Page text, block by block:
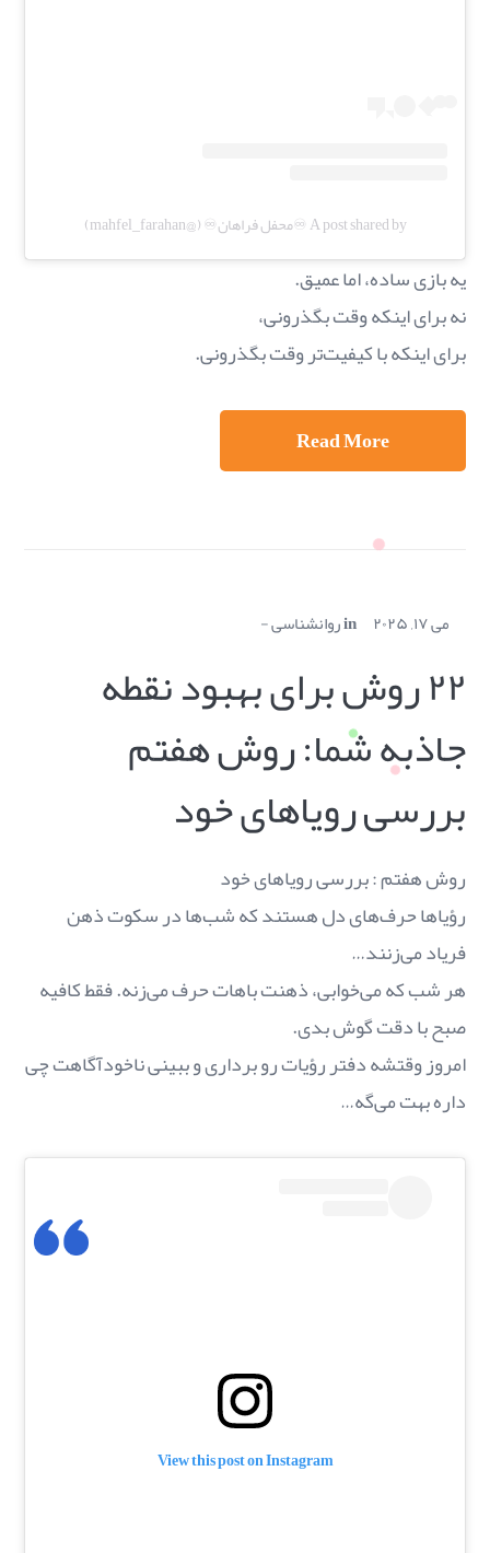
A post shared by ♾️محفل فراهان♾️ (@mahfel_farahan)
یه بازی ساده، اما عمیق.
نه برای اینکه وقت بگذرونی،
برای اینکه با کیفیت‌تر وقت بگذرونی.
Read More
می ۱۷, ۲۰۲۵ inروانشناسی
۲۲ روش برای بهبود نقطه
جاذبه شما: روش هفتم
بررسی رویاهای خود
روش هفتم : بررسی رویاهای خود
رؤیاها حرف‌های دل هستند که شب‌ها در سکوت ذهن
فریاد می‌زنند…
هر شب که می‌خوابی، ذهنت باهات حرف می‌زنه. فقط کافیه
صبح با دقت گوش بدی.
امروز وقتشه دفتر رؤیات رو برداری و ببینی ناخودآگاهت چی
داره بهت می‌گه…
View this post on Instagram